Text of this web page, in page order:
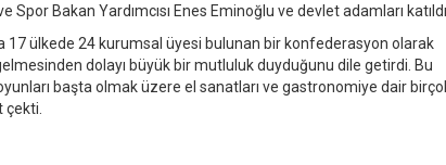
Bakan Yardımcısı Enes Eminoğlu ve devlet adamları katıldı.
17 ülkede 24 kurumsal üyesi bulunan bir konfederasyon olarak
dolayı büyük bir mutluluk duyduğunu dile getirdi. Bu
başta olmak üzere el sanatları ve gastronomiye dair